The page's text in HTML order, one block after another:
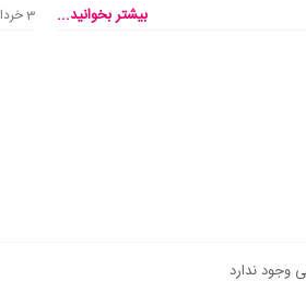
بیشتر بخوانید... 3 خرداد 1402
وجود ندارد